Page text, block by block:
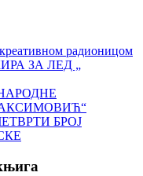
радионицом
ЗА ЛЕД „
БРОЈ